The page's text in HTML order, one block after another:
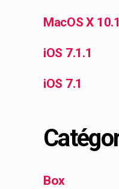
MacOS X
iOS 7.1.1
iOS 7.1
Box